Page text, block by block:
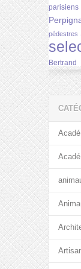
parisiens
pédestres
Bertrand